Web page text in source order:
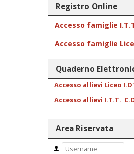
Registro Online
Accesso famiglie
Accesso famiglie
Quaderno
Accesso allievi Liceo
Accesso allievi I.T.T.
Area Riservata